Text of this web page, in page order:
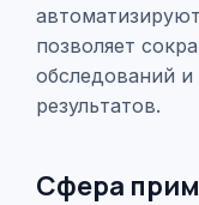
позволяет
обследований
результатов.
Сфера